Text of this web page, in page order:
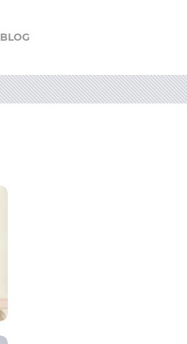
BLOG